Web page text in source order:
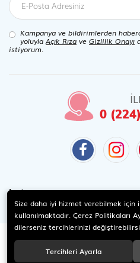
Kampanya ve bildirimlerden
yoluylaAçık Rıza ve Gizlilik Onayı
istiyorum.
0
Instagram
Size daha iyi hizmet verebilmek
kullanılmaktadır. Çerez Politikaları
dilerseniz tercihlerinizi
Tercihleri Ayarla